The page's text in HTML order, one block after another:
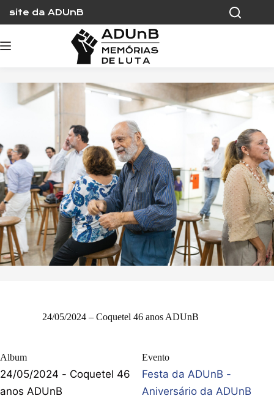
content
site da ADUnB
24/05/2024 – Coquetel 46 anos ADUnB
Album
24/05/2024 - Coquetel 46
anos ADUnB
Evento
Festa da ADUnB -
Aniversário da ADUnB